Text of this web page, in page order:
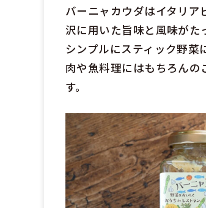
バーニャカウダはイタリア
沢に用いた旨味と風味がた
シンプルにスティック野菜
肉や魚料理にはもちろんの
す。